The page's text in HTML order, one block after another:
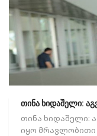
თინა ხიდაშელი:
თინა ხიდაშელი:
იყო მრავლობითი